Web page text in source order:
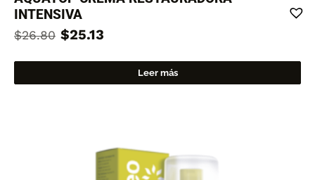
INTENSIVA
$26.80 $25.13
Leer más